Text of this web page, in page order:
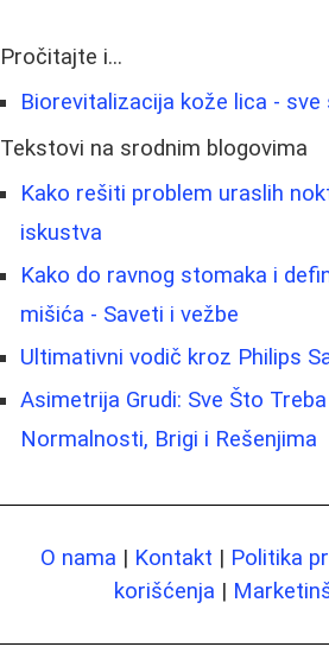
Pročitajte i...
Biorevitalizacija kože lica -
Tekstovi na srodnim blogovima
Kako rešiti problem uraslih
iskustva
Kako do ravnog stomaka i
mišića - Saveti i vežbe
Ultimativni vodič kroz Philips
Asimetrija Grudi: Sve Što
Normalnosti, Brigi i Rešenjima
O nama | Kontakt | Politika
korišćenja |